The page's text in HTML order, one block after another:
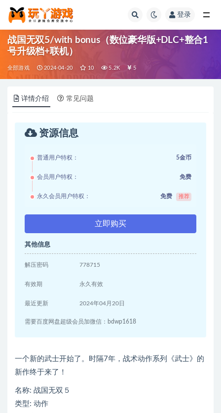
登录
战国无双5/with bonus（数位豪华版+DLC+整合1
号升级档+联机）
全部游戏 2024-04-20 10 5.2K 5
详情介绍 常见问题
资源信息
普通用户特权： 5金币
会员用户特权： 免费
永久会员用户特权： 免费 推荐
立即购买
其他信息
解压密码 778715
有效期 永久有效
最近更新 2024年04月20日
需要百度网盘超级会员加微信：bdwp1618
一个新的武士开始了。时隔7年，战术动作系列《武士》的
新作终于来了！
名称: 战国无双５
类型: 动作